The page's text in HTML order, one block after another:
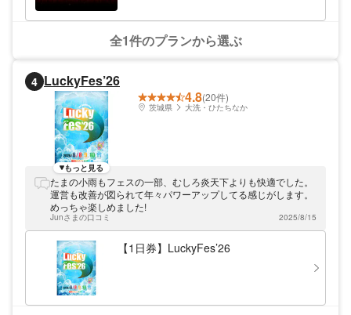
全1件のプランから選ぶ
4 LuckyFes’26
4.8(20件)
茨城県 大洗・ひたちなか
もっと見る
たまの小雨もフェスの一部、むしろ炎天下よりも快適でした。
運営も改善が図られて年々パワーアップしてる感じがします。
めっちゃ楽しめました!
Junさまの口コミ 2025/8/15
【1日券】LuckyFes’26